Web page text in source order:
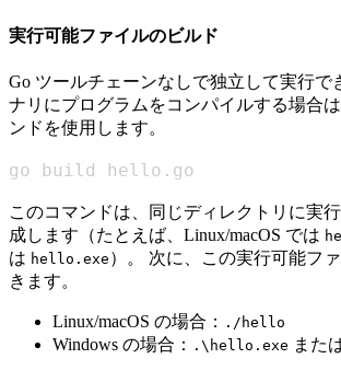
実行可能ファイルのビルド
Go ツールチェーンなしで独立して実行で
ナリにプログラムをコンパイルする場合は
ンドを使用します。
go build hello.go
このコマンドは、同じディレクトリに実
成します（たとえば、Linux/macOS では
は hello.exe ）。 次に、この実行可能フ
きます。
Linux/macOS の場合： ./hello
Windows の場合： .\hello.exe また